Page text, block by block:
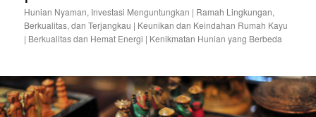
Hunian Nyaman, Investasi Menguntungkan | Ramah Lingkungan,
Berkualitas, dan Terjangkau | Keunikan dan Keindahan Rumah Kayu
| Berkualitas dan Hemat Energi | Kenikmatan Hunian yang Berbeda